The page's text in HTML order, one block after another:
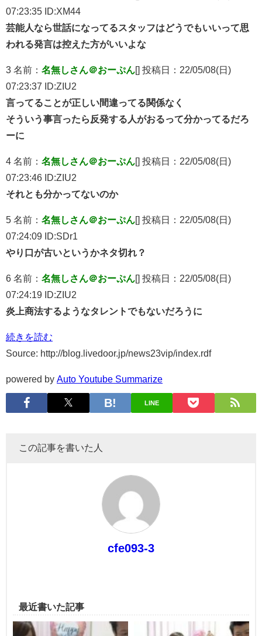
07:23:35 ID:XM44
芸能人なら世話になってるスタッフはどうでもいいって思
われる発言は控えた方がいいよな
3 名前： 名無しさん＠おーぷん[] 投稿日：22/05/08(日)
07:23:37 ID:ZIU2
言ってることが正しい間違ってる関係なく
そういう事言ったら反発する人がおるって分かってるだろ
ーに
4 名前： 名無しさん＠おーぷん[] 投稿日：22/05/08(日)
07:23:46 ID:ZIU2
それとも分かってないのか
5 名前： 名無しさん＠おーぷん[] 投稿日：22/05/08(日)
07:24:09 ID:SDr1
やり口が古いというかネタ切れ？
6 名前： 名無しさん＠おーぷん[] 投稿日：22/05/08(日)
07:24:19 ID:ZIU2
炎上商法するようなタレントでもないだろうに
続きを読む
Source: http://blog.livedoor.jp/news23vip/index.rdf
powered by Auto Youtube Summarize
LINE
この記事を書いた人
cfe093-3
最近書いた記事